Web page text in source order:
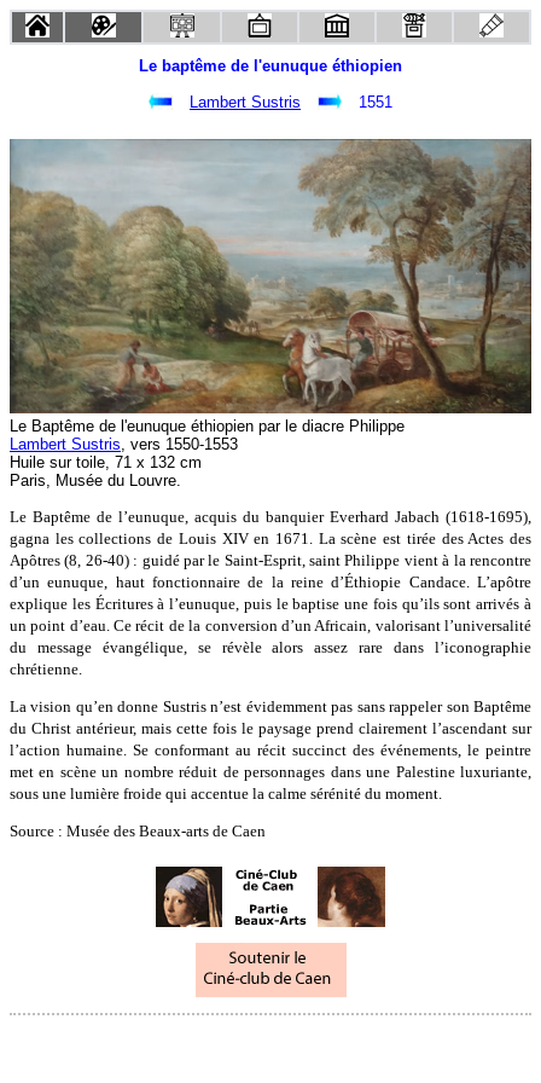
Le baptême de l'eunuque éthiopien
Lambert Sustris
1551
Le Baptême de l'eunuque éthiopien par le diacre Philippe
Lambert Sustris, vers 1550-1553
Huile sur toile, 71 x 132 cm
Paris, Musée du Louvre.
Le Baptême de l’eunuque, acquis du banquier Everhard Jabach (1618-1695),
gagna les collections de Louis XIV en 1671. La scène est tirée des Actes des
Apôtres (8, 26-40) : guidé par le Saint-Esprit, saint Philippe vient à la rencontre
d’un eunuque, haut fonctionnaire de la reine d’Éthiopie Candace. L’apôtre
explique les Écritures à l’eunuque, puis le baptise une fois qu’ils sont arrivés à
un point d’eau. Ce récit de la conversion d’un Africain, valorisant l’universalité
du message évangélique, se révèle alors assez rare dans l’iconographie
chrétienne.
La vision qu’en donne Sustris n’est évidemment pas sans rappeler son Baptême
du Christ antérieur, mais cette fois le paysage prend clairement l’ascendant sur
l’action humaine. Se conformant au récit succinct des événements, le peintre
met en scène un nombre réduit de personnages dans une Palestine luxuriante,
sous une lumière froide qui accentue la calme sérénité du moment.
Source : Musée des Beaux-arts de Caen